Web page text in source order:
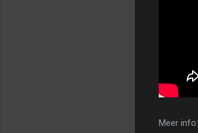
Meer info: